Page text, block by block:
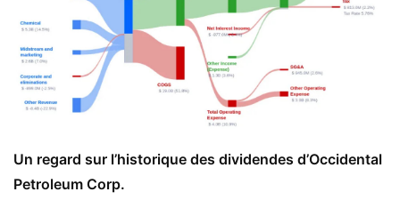
Un regard sur l’historique des dividendes d’Occidental
Petroleum Corp.